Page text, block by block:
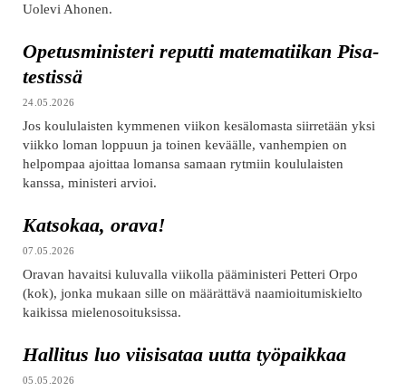
Uolevi Ahonen.
Opetusministeri reputti matematiikan Pisa-
testissä
24.05.2026
Jos koululaisten kymmenen viikon kesälomasta siirretään yksi
viikko loman loppuun ja toinen keväälle, vanhempien on
helpompaa ajoittaa lomansa samaan rytmiin koululaisten
kanssa, ministeri arvioi.
Katsokaa, orava!
07.05.2026
Oravan havaitsi kuluvalla viikolla pääministeri Petteri Orpo
(kok), jonka mukaan sille on määrättävä naamioitumiskielto
kaikissa mielenosoituksissa.
Hallitus luo viisisataa uutta työpaikkaa
05.05.2026